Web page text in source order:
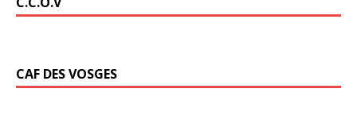
CAF DES VOSGES